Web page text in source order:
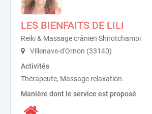
LES BIENFAITS DE LILI
Reiki & Massage crânien Shirotchampi
Villenave-d'Ornon (33140)
Activités
Thérapeute, Massage relaxation.
Manière dont le service est proposé